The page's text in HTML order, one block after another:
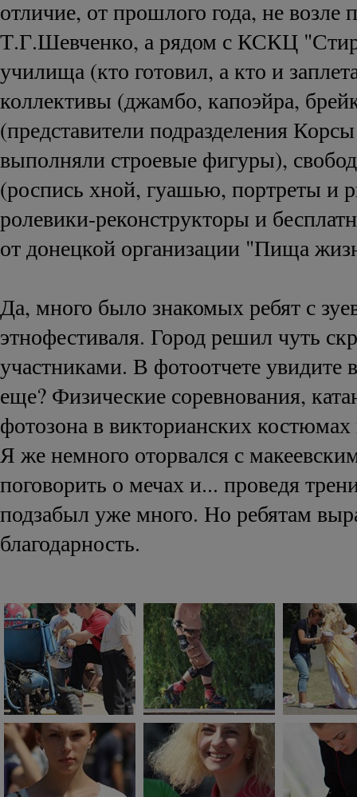
отличие, от прошлого года, не возле
Т.Г.Шевченко, а рядом с КСКЦ
училища (кто готовил, а кто и
коллективы (джамбо, капоэйра,
(представители подразделения
выполняли строевые фигуры),
(роспись хной, гуашью, портреты и
ролевики-реконструкторы и
от донецкой организации "Пища
Да, много было знакомых ребят с
этнофестиваля. Город решил чуть
участниками. В фотоотчете увидите
еще? Физические соревнования,
фотозона в викторианских
Я же немного оторвался с
поговорить о мечах и... проведя
подзабыл уже много. Но ребятам
благодарность.